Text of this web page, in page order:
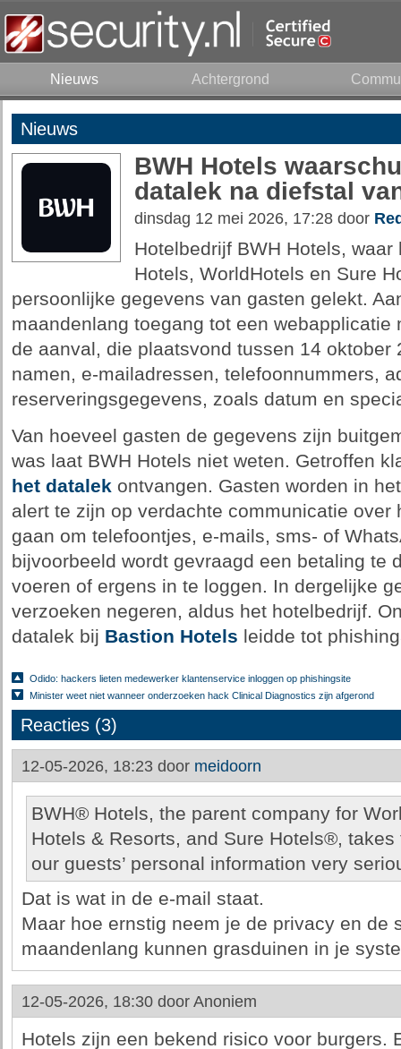
Nieuws Achtergrond
Nieuws
BWH Hotels
datalek na diefstal
dinsdag 12 mei 2026, 17:28 door
Hotelbedrijf BWH Hotels,
Hotels, WorldHotels en Sure
persoonlijke gegevens van gasten gelekt.
maandenlang toegang tot een
de aanval, die plaatsvond tussen 14 oktober
namen, e-mailadressen, telefoonnummers,
reserveringsgegevens, zoals datum en
Van hoeveel gasten de gegevens zijn
was laat BWH Hotels niet weten. Getroffen
het datalekontvangen. Gasten worden in
alert te zijn op verdachte communicatie over
gaan om telefoontjes, e-mails, sms- of
bijvoorbeeld wordt gevraagd een betaling te
voeren of ergens in te loggen. In dergelijke
verzoeken negeren, aldus het hotelbedrijf.
datalek bij Bastion Hotels leidde tot
Odido: hackers lieten medewerker klantenservice inloggen op phishingsite
Minister weet niet wanneer onderzoeken hack Clinical Diagnostics zijn afgerond
Reacties (3)
12-05-2026, 18:23 door meidoorn
BWH® Hotels, the parent company for
Hotels & Resorts, and Sure Hotels®,
our guests’ personal information very
Dat is wat in de e-mail staat.
Maar hoe ernstig neem je de privacy en de
maandenlang kunnen grasduinen in je
12-05-2026, 18:30 door Anoniem
Hotels zijn een bekend risico voor burgers.